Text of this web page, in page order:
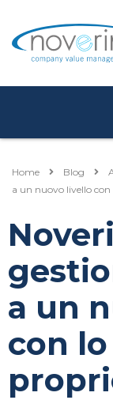
Home Blog
a un nuovo livello con
a un
con